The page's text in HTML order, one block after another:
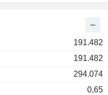
191.482
191.482
294.074
0,65